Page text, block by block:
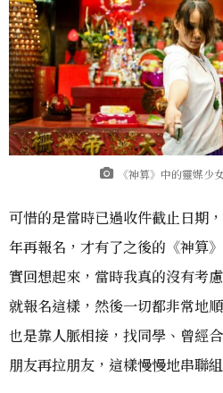
《神算》中的靈媒少
可惜的是當時已過收件截止日期
年再報名，才有了之後的《神算
實回想起來，當時我真的沒有考
就報名這樣，然後一切都非常地
也是靠人脈相接，找同學、曾經
朋友再拉朋友，這樣慢慢地串聯